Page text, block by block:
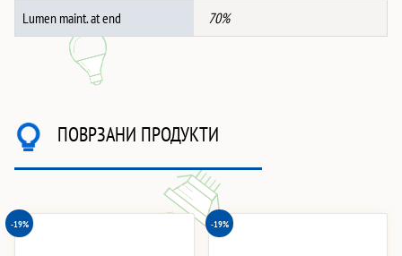
Lumen maint. at end 70%
ПОВРЗАНИ ПРОДУКТИ
-19% -19%